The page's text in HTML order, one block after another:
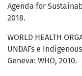
Agenda for
2018.
WORLD HEALTH
UNDAFs e
Geneva: WHO, 2010.